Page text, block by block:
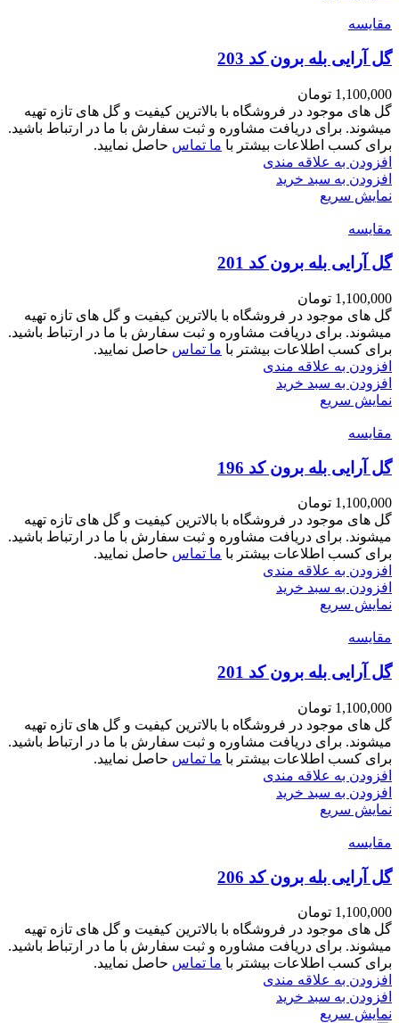
مقايسه
گل آرایی بله برون کد 203
1,100,000 تومان
گل های موجود در فروشگاه با بالاترین کیفیت و گل های تازه تهیه
میشوند. برای دریافت مشاوره و ثبت سفارش با ما در ارتباط باشید.
برای کسب اطلاعات بیشتر با ما تماس حاصل نمایید.
افزودن به علاقه مندی
افزودن به سبد خرید
نمایش سریع
مقايسه
گل آرایی بله برون کد 201
1,100,000 تومان
گل های موجود در فروشگاه با بالاترین کیفیت و گل های تازه تهیه
میشوند. برای دریافت مشاوره و ثبت سفارش با ما در ارتباط باشید.
برای کسب اطلاعات بیشتر با ما تماس حاصل نمایید.
افزودن به علاقه مندی
افزودن به سبد خرید
نمایش سریع
مقايسه
گل آرایی بله برون کد 196
1,100,000 تومان
گل های موجود در فروشگاه با بالاترین کیفیت و گل های تازه تهیه
میشوند. برای دریافت مشاوره و ثبت سفارش با ما در ارتباط باشید.
برای کسب اطلاعات بیشتر با ما تماس حاصل نمایید.
افزودن به علاقه مندی
افزودن به سبد خرید
نمایش سریع
مقايسه
گل آرایی بله برون کد 201
1,100,000 تومان
گل های موجود در فروشگاه با بالاترین کیفیت و گل های تازه تهیه
میشوند. برای دریافت مشاوره و ثبت سفارش با ما در ارتباط باشید.
برای کسب اطلاعات بیشتر با ما تماس حاصل نمایید.
افزودن به علاقه مندی
افزودن به سبد خرید
نمایش سریع
مقايسه
گل آرایی بله برون کد 206
1,100,000 تومان
گل های موجود در فروشگاه با بالاترین کیفیت و گل های تازه تهیه
میشوند. برای دریافت مشاوره و ثبت سفارش با ما در ارتباط باشید.
برای کسب اطلاعات بیشتر با ما تماس حاصل نمایید.
افزودن به علاقه مندی
افزودن به سبد خرید
نمایش سریع